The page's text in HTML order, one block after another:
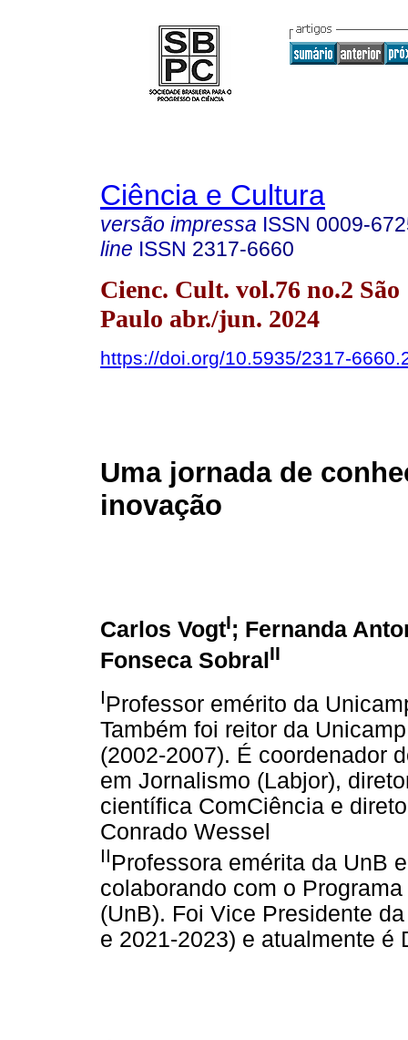
Ciência e Cultura
versão impressa ISSN 0009-
line ISSN 2317-6660
Cienc. Cult. vol.76 no.2 São
Paulo abr./jun. 2024
https://doi.org/10.5935/2317-
Uma jornada de
inovação
Carlos VogtI; Fernanda
Fonseca Sobral II
IProfessor emérito da
Também foi reitor da
(2002-2007). É coordenador
em Jornalismo (Labjor),
científica ComCiência e
Conrado Wessel
IIProfessora emérita da UnB
colaborando com o
(UnB). Foi Vice Presidente
e 2021-2023) e atualmente é